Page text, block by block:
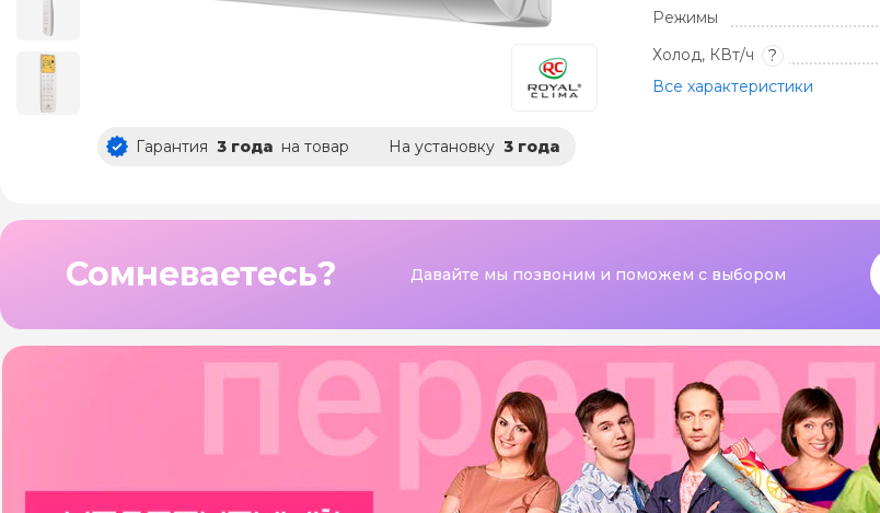
Гарантия 3 года на товар На установку 3 года
Режимы
Холод, КВт/ч
?
Все характеристики
Сомневаетесь? Давайте мы позвоним и поможем с выбором